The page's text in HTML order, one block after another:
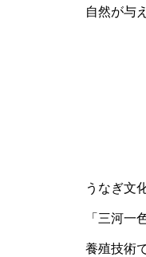
自然が与
うなぎ文
「三河一
養殖技術